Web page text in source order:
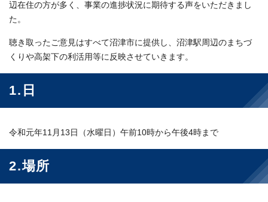
辺在住の方が多く、事業の進捗状況に期待する声をいただきまし
た。
聴き取ったご意見はすべて沼津市に提供し、沼津駅周辺のまちづ
くりや高架下の利活用等に反映させていきます。
1.日
令和元年11月13日（水曜日）午前10時から午後4時まで
2.場所